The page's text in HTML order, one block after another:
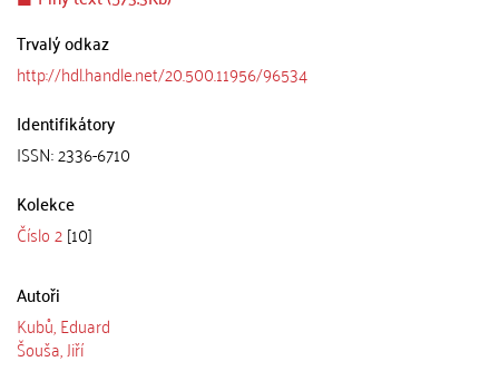
Trvalý odkaz
http://hdl.handle.net/20.500.11956/96534
Identifikátory
ISSN: 2336-6710
Kolekce
Číslo 2[10]
Autoři
Kubů, Eduard
Šouša, Jiří